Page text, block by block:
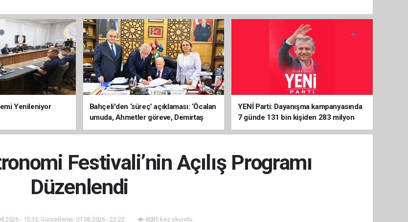
Yenileniyor
Bahçeli'den ‘süreç’ açıklaması: ‘Öcalan
umuda, Ahmetler göreve, Demirtaş
evine dönmeli’
YENİ Parti: Dayanışma kampanyasında
7 günde 131 bin kişiden 283 milyon
liralık destek
Festivali’nin Açılış Programı
Düzenlendi
- 15:35, Güncelleme: 01.08.2026 - 22:22 8085 kez okundu.